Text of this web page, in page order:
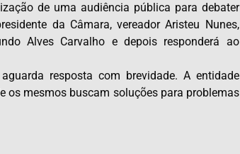
de uma audiência pública para debater
da Câmara, vereador Aristeu Nunes,
Alves Carvalho e depois responderá ao
resposta com brevidade. A entidade
os mesmos buscam soluções para problemas